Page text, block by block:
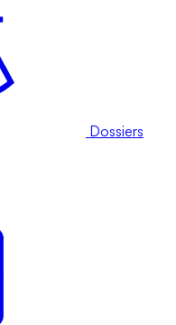
Dossiers